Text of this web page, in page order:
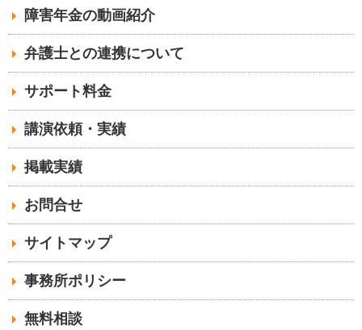
障害年金の動画紹介
弁護士との連携について
サポート料金
講演依頼・実績
掲載実績
お問合せ
サイトマップ
事務所ポリシー
無料相談